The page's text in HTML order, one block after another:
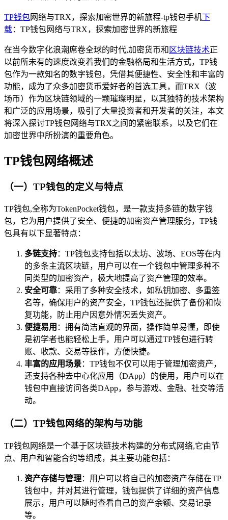
TP钱包网络与TRX，探索加密世界的新旅程-tp钱包手机下
载：TP钱包网络与TRX，探索加密世界的新旅程
在当今数字化浪潮席卷全球的时代,加密货币和 区块链技术正
以前所未有的速度改变着我们的金融格局和生活方式，TP钱
包作为一款知名的数字钱包，凭借其便捷性、安全性和丰富的
功能，成为了众多加密货币爱好者的首选工具，而TRX（波
场币）作为区块链领域的一颗璀璨明星，以其独特的技术架构
和广泛的应用场景，吸引了大量投资者和开发者的关注，本文
将深入探讨TP钱包网络与TRX之间的紧密联系，以及它们在
加密世界中所扮演的重要角色。
TP钱包网络概述
（一）TP钱包的定义与特点
TP钱包,全称为TokenPocket钱包，是一款支持多链的数字钱
包，它为用户提供了安全、便捷的加密资产管理服务，TP钱
包具有以下显著特点：
多链支持：TP钱包支持包括以太坊、波场、EOS等在内
的多条主流区块链，用户可以在一个钱包中管理多种不
同类型的加密资产，极大地提高了资产管理的效率。
安全可靠：采用了多种安全技术，如私钥加密、多重签
名等，确保用户的资产安全，TP钱包还提供了备份和恢
复功能，防止用户因意外情况丢失资产。
便捷易用 ：拥有简洁直观的界面，操作简单易懂，即使
是初学者也能轻松上手，用户可以通过TP钱包进行转
账、收款、交易等操作，方便快捷。
丰富的应用场景：TP钱包不仅可以用于管理加密资产，
还支持各种去中心化应用（DApp）的使用，用户可以在
钱包中直接访问各类DApp，参与游戏、金融、社交等活
动。
（二）TP钱包网络的架构与功能
TP钱包网络是一个基于区块链技术构建的分布式网络,它由节
点、用户和智能合约等组成，其主要功能包括：
资产存储与管理：用户可以将自己的加密资产存储在TP
钱包中，并对其进行管理，钱包提供了详细的资产信息
展示，用户可以随时查看自己的资产余额、交易记录
等。